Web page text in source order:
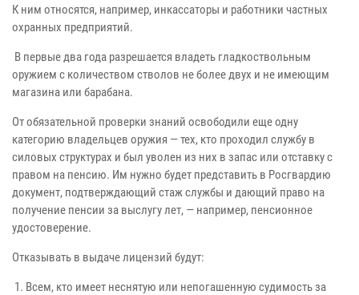
К ним относятся, например, инкассаторы и работники частных
охранных предприятий.
В первые два года разрешается владеть гладкоствольным
оружием с количеством стволов не более двух и не имеющим
магазина или барабана.
От обязательной проверки знаний освободили еще одну
категорию владельцев оружия — тех, кто проходил службу в
силовых структурах и был уволен из них в запас или отставку с
правом на пенсию. Им нужно будет представить в Росгвардию
документ, подтверждающий стаж службы и дающий право на
получение пенсии за выслугу лет, — например, пенсионное
удостоверение.
Отказывать в выдаче лицензий будут:
1. Всем, кто имеет неснятую или непогашенную судимость за